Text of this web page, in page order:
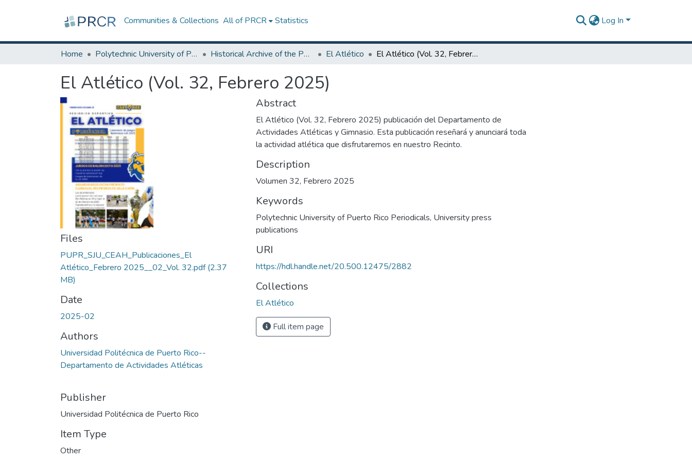
Communities & Collections All of PRCR Statistics Log In
Home Polytechnic University of Puerto Rico Historical Archive of the Polytechnic University of Puerto Rico El Atlético El Atlético (Vol. 32, Febrero 2025)
El Atlético (Vol. 32, Febrero 2025)
Files
PUPR_SJU_CEAH_Publicaciones_El
Atlético_Febrero 2025__02_Vol. 32.pdf(2.37
MB)
Date
2025-02
Authors
Universidad Politécnica de Puerto Rico--
Departamento de Actividades Atléticas
Publisher
Universidad Politécnica de Puerto Rico
Item Type
Other
Abstract
El Atlético (Vol. 32, Febrero 2025) publicación del Departamento de
Actividades Atléticas y Gimnasio. Esta publicación reseñará y anunciará toda
la actividad atlética que disfrutaremos en nuestro Recinto.
Description
Volumen 32, Febrero 2025
Keywords
Polytechnic University of Puerto Rico Periodicals, University press
publications
URI
https://hdl.handle.net/20.500.12475/2882
Collections
El Atlético
Full item page